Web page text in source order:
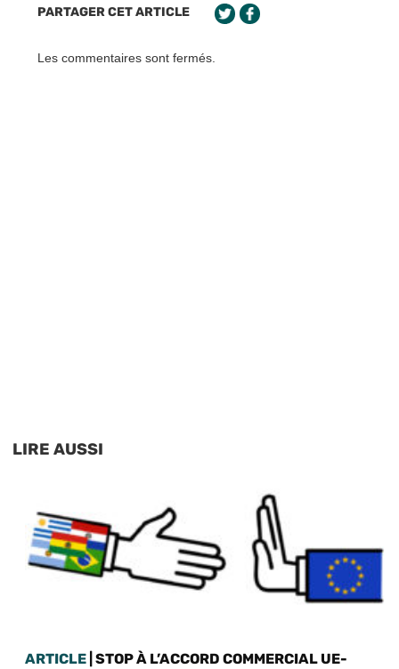
PARTAGER CET ARTICLE
Les commentaires sont fermés.
LIRE AUSSI
ARTICLE | STOP À L’ACCORD COMMERCIAL UE-